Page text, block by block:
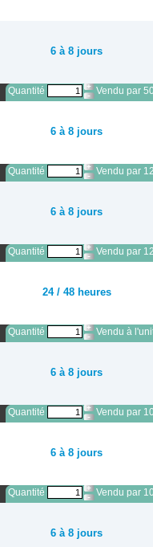
6 à 8 jours
Quantité Vendu par
6 à 8 jours
Quantité Vendu par
6 à 8 jours
Quantité Vendu par
24 / 48 heures
Quantité Vendu à
6 à 8 jours
Quantité Vendu par
6 à 8 jours
Quantité Vendu par
6 à 8 jours